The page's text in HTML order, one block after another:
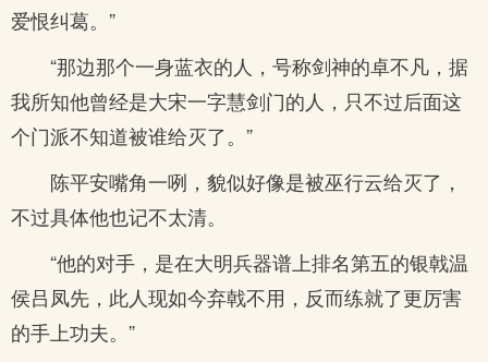
爱恨纠葛。”
“那边那个一身蓝衣的人，号称剑神的卓不凡，据
我所知他曾经是大宋一字慧剑门的人，只不过后面这
个门派不知道被谁给灭了。”
陈平安嘴角一咧，貌似好像是被巫行云给灭了，
不过具体他也记不太清。
“他的对手，是在大明兵器谱上排名第五的银戟温
侯吕凤先，此人现如今弃戟不用，反而练就了更厉害
的手上功夫。”